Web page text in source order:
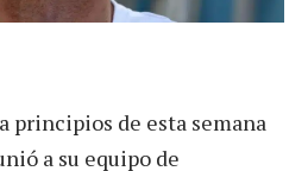
principios de esta semana
a su equipo de